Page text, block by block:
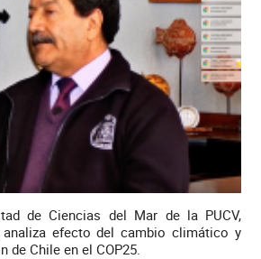
de Ciencias del Mar de la PUCV,
analiza efecto del cambio climático y
de Chile en el COP25.